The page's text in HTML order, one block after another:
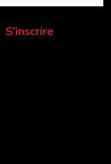
S'inscrire